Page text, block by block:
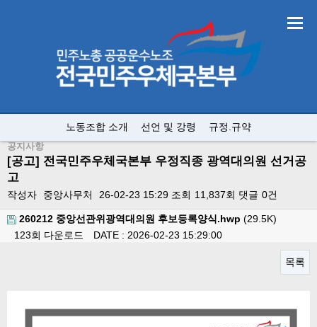
노동조합 소개 선언 및 강령 규정.규약
공지사항
[공고] 전국민주우체국본부 우정직종 광역대의원 선거공
고
작성자 중앙사무처 26-02-23 15:29 조회 11,837회 댓글 0건
260212 중앙선관위광역대의원 후보등록양식.hwp (29.5K)
123회 다운로드
DATE : 2026-02-23 15:29:00
목록